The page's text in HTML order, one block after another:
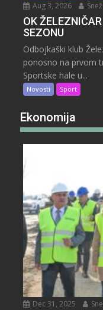
Aug 3, 2026
OK
SEZONU
Odbojkaški klub
ponosno na prvom
Sportske hale u...
Novosti Sport
Ekonomija
Dec 31, 2025